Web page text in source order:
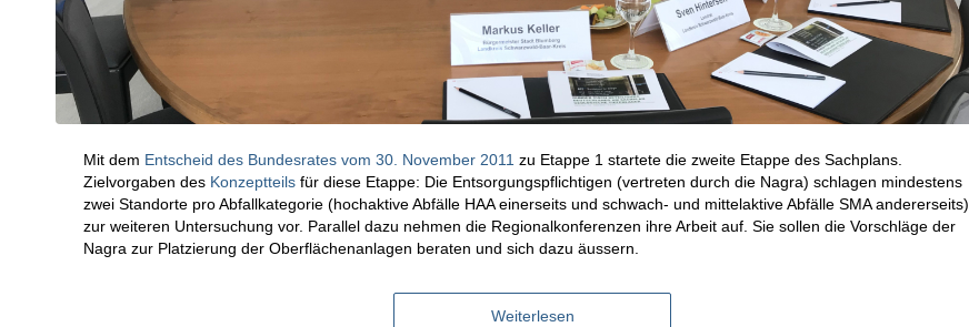
Mit dem Entscheid des Bundesrates vom 30. November 2011 zu Etappe 1 startete die zweite Etappe des Sachplans.
Zielvorgaben des Konzeptteils für diese Etappe: Die Entsorgungspflichtigen (vertreten durch die Nagra) schlagen mindestens
zwei Standorte pro Abfallkategorie (hochaktive Abfälle HAA einerseits und schwach- und mittelaktive Abfälle SMA andererseits)
zur weiteren Untersuchung vor. Parallel dazu nehmen die Regionalkonferenzen ihre Arbeit auf. Sie sollen die Vorschläge der
Nagra zur Platzierung der Oberflächenanlagen beraten und sich dazu äussern.
Weiterlesen